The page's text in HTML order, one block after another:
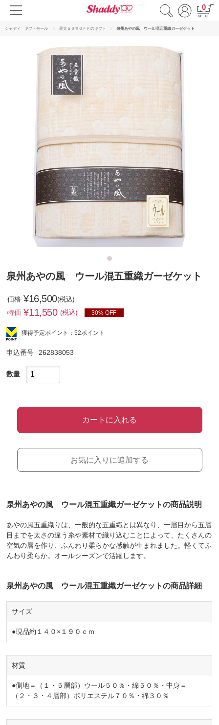
0
シャディ ギフトモール 最大５０％ＯＦＦのギフト 泉州あやの風 ウール混五重織ガーゼケット
泉州あやの風 ウール混五重織ガーゼケット
価格 ¥16,500(税込)
特価 ¥11,550 (税込) 30% OFF
獲得予定ポイント：52ポイント
申込番号 262838053
数量
カートに入れる
お気に入りに追加する
泉州あやの風 ウール混五重織ガーゼケットの商品説明
あやの風五重織りは、一般的な五重織とは異なり、一層目から五層
目までを太さの違う糸や素材で織り込むことによって、たくさんの
空気の層を作り、ふんわり柔らかな感触が生まれました。軽くてふ
んわり柔らか。オールシーズンで活躍します。
泉州あやの風 ウール混五重織ガーゼケットの商品詳細
サイズ
●現品約１４０×１９０ｃｍ
材質
●側地＝（１・５層部）ウール５０％・綿５０％・中身＝
（２・３・４層部）ポリエステル７０％・綿３０％